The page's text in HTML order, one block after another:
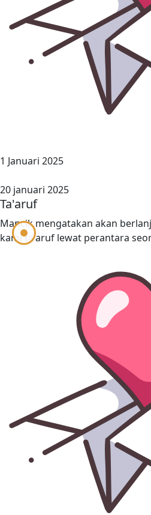
1 Januari 2025
20 januari 2025
Ta'aruf
Mancik mengatakan akan
kami ta'aruf lewat perantara